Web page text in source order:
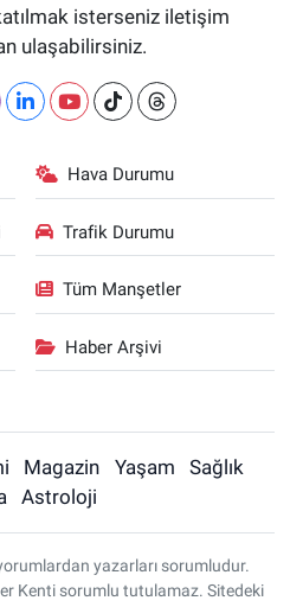
isterseniz iletişim
ulaşabilirsiniz.
Hava Durumu
Trafik Durumu
Tüm Manşetler
Haber Arşivi
Magazin Yaşam
Sağlık
Astroloji
yazarları sorumludur.
Kenti sorumlu tutulamaz. Sitedeki